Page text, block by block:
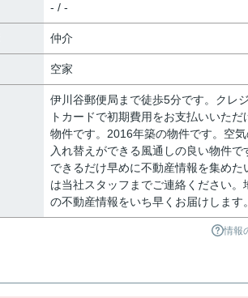
- / -
仲介
空家
伊川谷郵便局まで徒歩5分です。クレ
トカードで初期費用をお支払いいただ
物件です。2016年築の物件です。空
入れ替えができる風通しの良い物件で
できるだけ早めに不動産情報を集めた
は当社スタッフまでご連絡ください。
の不動産情報をいち早くお届けします。
情報